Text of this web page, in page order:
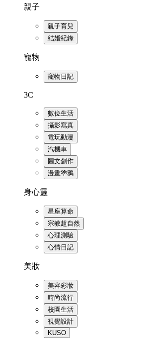
親子
親子育兒
結婚紀錄
寵物
寵物日記
3C
數位生活
攝影寫真
電玩動漫
汽機車
圖文創作
漫畫塗鴉
身心靈
星座算命
宗教超自然
心理測驗
心情日記
美妝
美容彩妝
時尚流行
校園生活
視覺設計
KUSO